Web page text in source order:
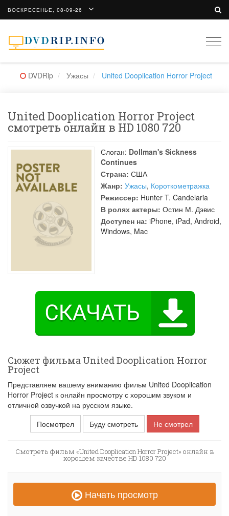
ВОСКРЕСЕНЬЕ, 08-09-26
DVDRip Ужасы United Dooplication Horror Project
United Dooplication Horror Project
смотреть онлайн в HD 1080 720
Слоган: Dollman's Sickness
Continues
Страна: США
Жанр: Ужасы, Короткометражка
Режиссер: Hunter T. Candelaria
В ролях актеры: Остин М. Дэвис
Доступен на: iPhone, iPad, Android,
Windows, Mac
Сюжет фильма United Dooplication Horror
Project
Представляем вашему вниманию фильм United Dooplication
Horror Project к онлайн просмотру с хорошим звуком и
отличной озвучкой на русском языке.
Посмотрел
Буду смотреть Не смотрел
Смотреть фильм «United Dooplication Horror Project» онлайн в
хорошем качестве HD 1080 720
Начать просмотр